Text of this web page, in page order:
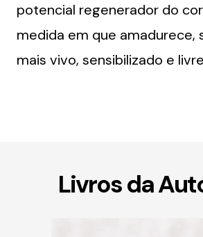
potencial regenerador do
medida em que amadurece,
mais vivo, sensibilizado e
Livros da